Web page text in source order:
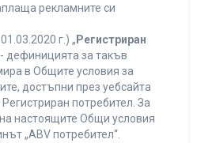
рекламните си
г.) „ Регистриран
- дефиницията за такъв
в Общите условия за
достъпни през уебсайта
потребител. За
на настоящите Общи условия
„ABV потребител“.